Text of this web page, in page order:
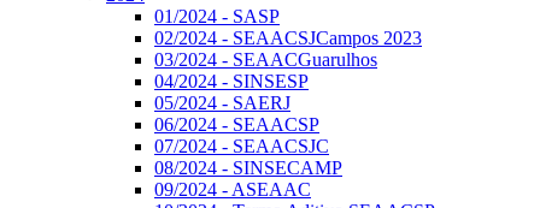
01/2024 - SASP
02/2024 - SEAACSJCampos 2023
03/2024 - SEAACGuarulhos
04/2024 - SINSESP
05/2024 - SAERJ
06/2024 - SEAACSP
07/2024 - SEAACSJC
08/2024 - SINSECAMP
09/2024 - ASEAAC